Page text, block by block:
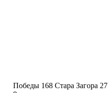
Победы 168 Стара Загора 27